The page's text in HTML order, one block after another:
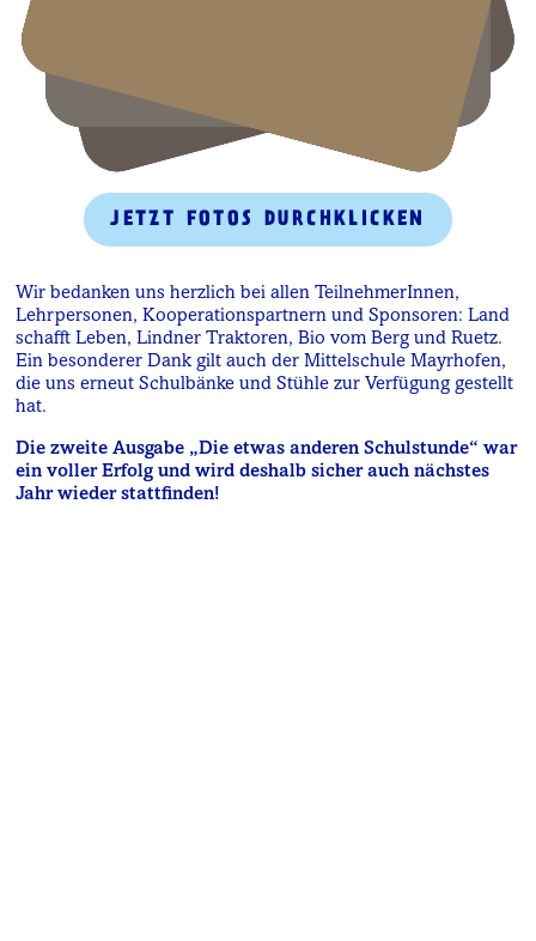
JETZT FOTOS DURCHKLICKEN
Wir bedanken uns herzlich bei allen TeilnehmerInnen,
Lehrpersonen, Kooperationspartnern und Sponsoren: Land
schafft Leben, Lindner Traktoren, Bio vom Berg und Ruetz.
Ein besonderer Dank gilt auch der Mittelschule Mayrhofen,
die uns erneut Schulbänke und Stühle zur Verfügung gestellt
hat.
Die zweite Ausgabe „Die etwas anderen Schulstunde“ war
ein voller Erfolg und wird deshalb sicher auch nächstes
Jahr wieder stattfinden!